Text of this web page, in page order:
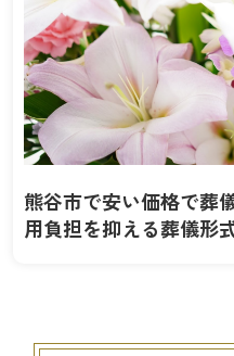
熊谷市で安い価格で葬
用負担を抑える葬儀形